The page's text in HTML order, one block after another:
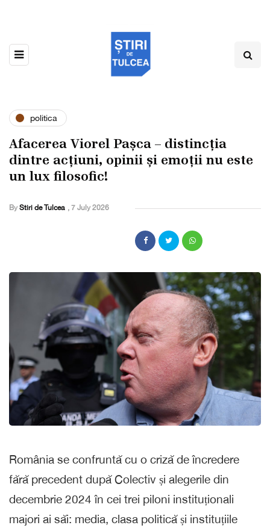
politica
Afacerea Viorel Pașca – distincția
dintre acțiuni, opinii și emoții nu este
un lux filosofic!
By Stiri de Tulcea , 7 July 2026
România se confruntă cu o criză de încredere
fără precedent după Colectiv și alegerile din
decembrie 2024 în cei trei piloni instituționali
majori ai săi: media, clasa politică și instituțiile